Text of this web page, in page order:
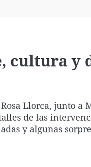
cultura y
Llorca, junto a
de las
y algunas